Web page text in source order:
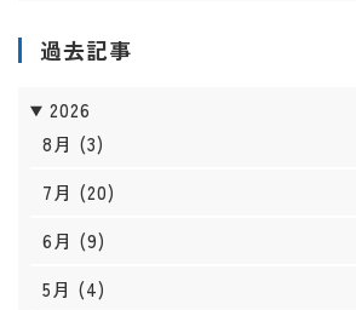
過去記事
2026
8月 (3)
7月 (20)
6月 (9)
5月 (4)